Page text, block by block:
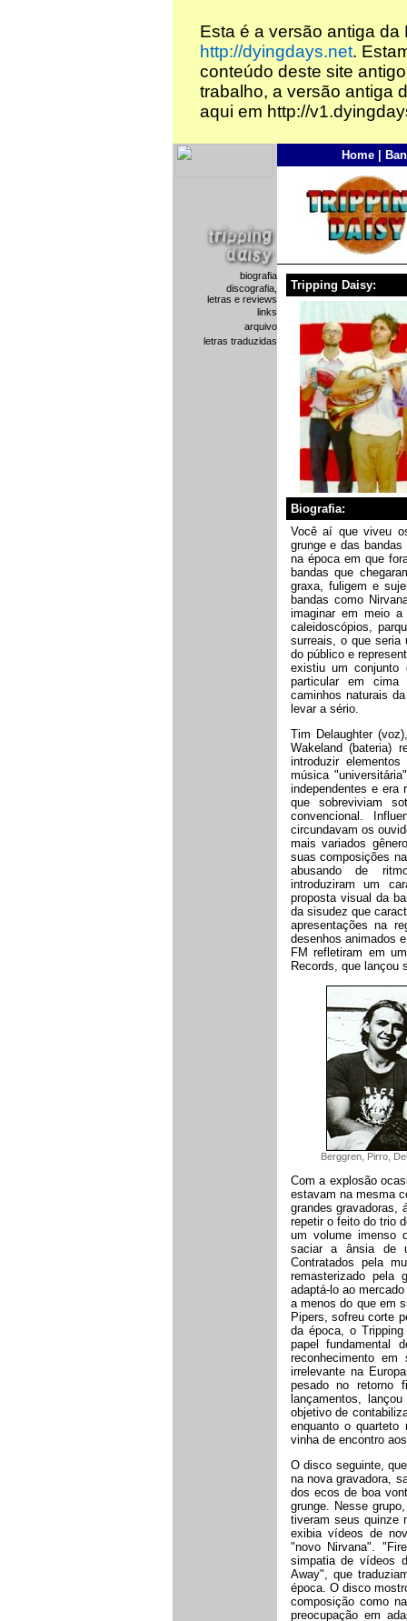
Esta é a versão antiga
http://dyingdays.net.
conteúdo deste site
trabalho, a versão antiga
aqui em http://
biografia
discografia,
letras e reviews
links
arquivo
letras traduzidas
Home
Tripping Daisy:
Biografia:
Você aí que viveu
grunge e das
na época em que
bandas que
graxa, fuligem e
bandas como
imaginar em meio
caleidoscópios,
surreais, o que seria
do público e
existiu um conjunto
particular em cima
caminhos naturais
levar a sério.
Tim Delaughter
Wakeland (bateria)
introduzir
música
independentes e era
que sobreviviam
convencional.
circundavam os
mais variados
suas composições
abusando de
introduziram um
proposta visual da
da sisudez que
apresentações na
desenhos animados
FM refletiram em
Records, que lançou
Berggren, Pirro,
Com a explosão
estavam na mesma
grandes gravadoras,
repetir o feito do trio
um volume imenso
saciar a ânsia de
Contratados pela
remasterizado pela
adaptá-lo ao
a menos do que em
Pipers, sofreu corte
da época, o
papel fundamental
reconhecimento em
irrelevante na
pesado no retorno
lançamentos,
objetivo de
enquanto o
vinha de encontro
O disco seguinte,
na nova gravadora,
dos ecos de boa
grunge. Nesse
tiveram seus quinze
exibia vídeos de
"novo Nirvana".
simpatia de vídeos
Away", que
época. O disco
composição como
preocupação em